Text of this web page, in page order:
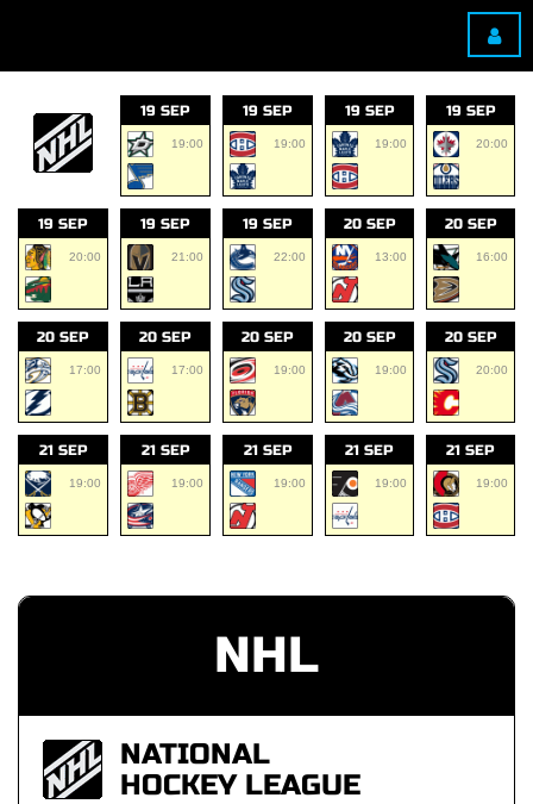
19 SEP
19:00
19 SEP
19:00
19 SEP
19:00
19 SEP
20:00
19 SEP
20:00
19 SEP
21:00
19 SEP
22:00
20 SEP
13:00
20 SEP
16:00
20 SEP
17:00
20 SEP
17:00
20 SEP
19:00
20 SEP
19:00
20 SEP
20:00
21 SEP
19:00
21 SEP
19:00
21 SEP
19:00
21 SEP
19:00
21 SEP
19:00
NHL
NATIONAL
HOCKEY LEAGUE